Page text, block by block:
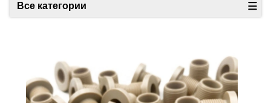
Все категории